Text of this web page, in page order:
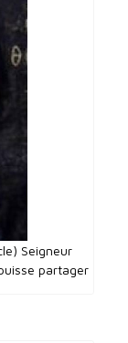
Seigneur
partager